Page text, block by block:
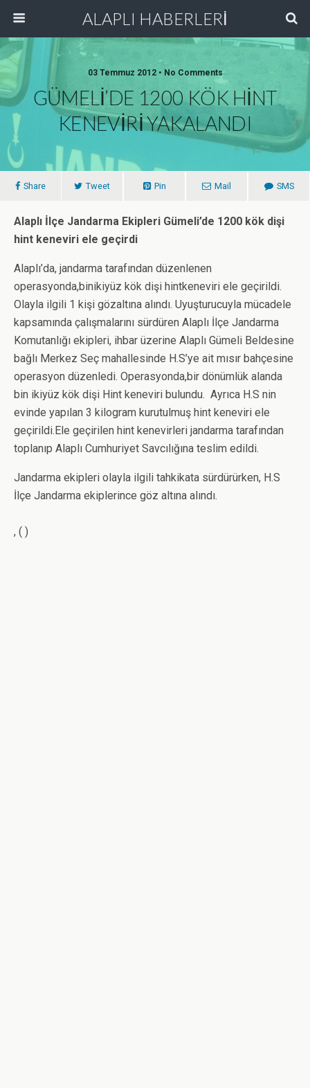
ALAPLI HABERLERİ
03 Temmuz 2012 • No Comments
GÜMELİ’DE 1200 KÖK HİNT
KENEVİRİ YAKALANDI
Share Tweet Pin Mail SMS
Alaplı İlçe Jandarma Ekipleri Gümeli’de 1200 kök dişi
hint keneviri ele geçirdi
Alaplı’da, jandarma tarafından düzenlenen
operasyonda,binikiyüz kök dişi hintkeneviri ele geçirildi.
Olayla ilgili 1 kişi gözaltına alındı. Uyuşturucuyla mücadele
kapsamında çalışmalarını sürdüren Alaplı İlçe Jandarma
Komutanlığı ekipleri, ihbar üzerine Alaplı Gümeli Beldesine
bağlı Merkez Seç mahallesinde H.S’ye ait mısır bahçesine
operasyon düzenledi. Operasyonda,bir dönümlük alanda
bin ikiyüz kök dişi Hint keneviri bulundu. Ayrıca H.S nin
evinde yapılan 3 kilogram kurutulmuş hint keneviri ele
geçirildi.Ele geçirilen hint kenevirleri jandarma tarafından
toplanıp Alaplı Cumhuriyet Savcılığına teslim edildi.
Jandarma ekipleri olayla ilgili tahkikata sürdürürken, H.S
İlçe Jandarma ekiplerince göz altına alındı.
, ( )